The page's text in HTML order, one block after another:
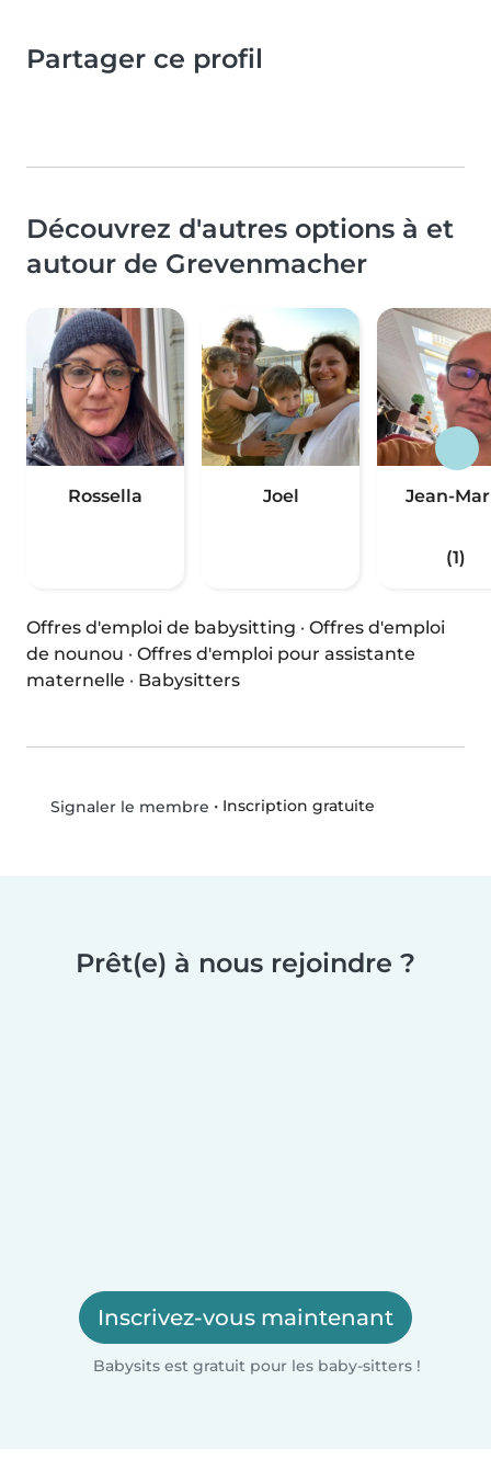
Partager ce profil
Découvrez d'autres options à et
autour de Grevenmacher
Rossella Joel Jean-
(1)
Offres d'emploi de babysitting · Offres d'emploi
de nounou · Offres d'emploi pour assistante
maternelle · Babysitters
Signaler le membre • Inscription gratuite
Prêt(e) à nous rejoindre ?
Inscrivez-vous maintenant
Babysits est gratuit pour les baby-sitters !